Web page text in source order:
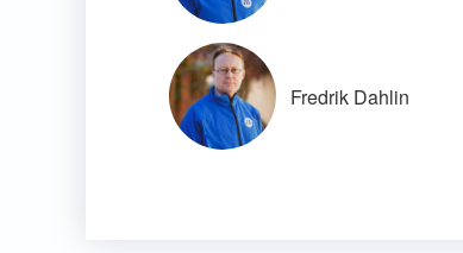
Fredrik Dahlin